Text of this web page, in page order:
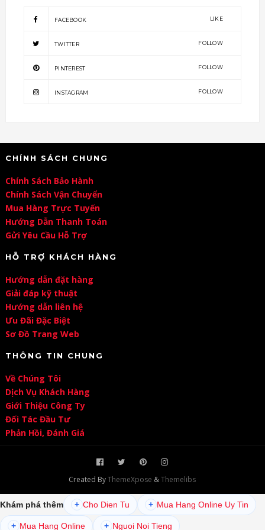
FACEBOOK LIKE
TWITTER FOLLOW
PINTEREST FOLLOW
INSTAGRAM FOLLOW
CHÍNH SÁCH CHUNG
Chính Sách Bảo Hành
Chính Sách Vận Chuyển
Mua Hàng Trực Tuyến
Hướng Dẫn Thanh Toán
Gửi Yêu Cầu Hỗ Trợ
HỖ TRỢ KHÁCH HÀNG
Hướng dẫn đặt hàng
Giải đáp kỹ thuật
Hướng dẫn liên hệ
Ưu Đãi Đặc Biệt
Sơ Đồ Trang Web
THÔNG TIN CHUNG
Về Chúng Tôi
Dịch Vụ Khách Hàng
Giới Thiệu Công Ty
Đối Tác Đầu Tư
Phản Hồi, Đánh Giá
Created ByThemeXpose &Themelibs
Khám phá thêm + Cho Dien Tu + Mua Hang Online Uy Tin
+ Mua Hang Online + Nguoi Noi Tieng